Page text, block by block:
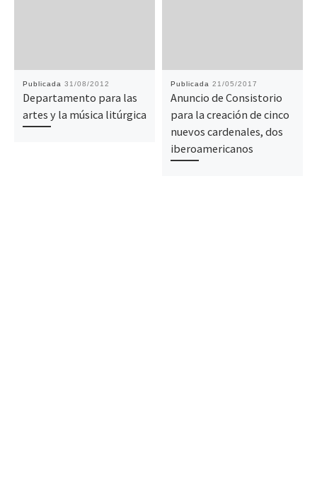
Publicada 31/08/2012
Departamento para las
artes y la música litúrgica
Publicada 21/05/2017
Anuncio de Consistorio
para la creación de cinco
nuevos cardenales, dos
iberoamericanos